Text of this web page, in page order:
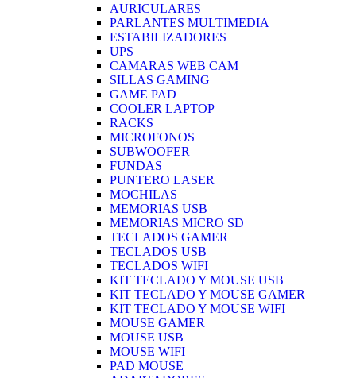
AURICULARES
PARLANTES MULTIMEDIA
ESTABILIZADORES
UPS
CAMARAS WEB CAM
SILLAS GAMING
GAME PAD
COOLER LAPTOP
RACKS
MICROFONOS
SUBWOOFER
FUNDAS
PUNTERO LASER
MOCHILAS
MEMORIAS USB
MEMORIAS MICRO SD
TECLADOS GAMER
TECLADOS USB
TECLADOS WIFI
KIT TECLADO Y MOUSE USB
KIT TECLADO Y MOUSE GAMER
KIT TECLADO Y MOUSE WIFI
MOUSE GAMER
MOUSE USB
MOUSE WIFI
PAD MOUSE